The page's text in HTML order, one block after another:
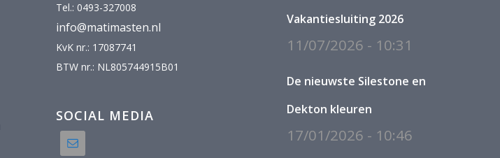
Tel.: 0493-327008
info@matimasten.nl
KvK nr.: 17087741
BTW nr.: NL805744915B01
SOCIAL MEDIA
Vakantiesluiting 2026
11/07/2026 - 10:31
De nieuwste Silestone en
Dekton kleuren
17/01/2026 - 10:46